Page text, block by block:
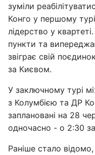
зуміли
Конго у першому
лідерство у
пункти та
звіграє свій
за Києвом.
У заключному турі
з Колумбією та ДР
заплановані на 28
одночасно - о 2:30
Раніше стало